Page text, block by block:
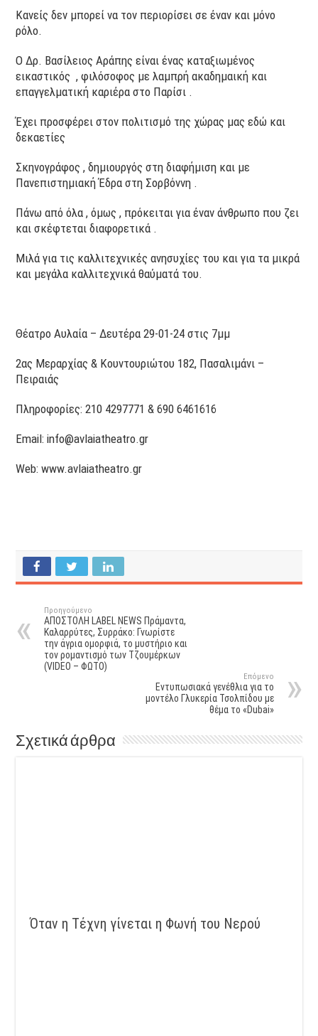
Κανείς δεν μπορεί να τον περιορίσει σε έναν και μόνο
ρόλο.
Ο Δρ. Βασίλειος Αράπης είναι ένας καταξιωμένος
εικαστικός , φιλόσοφος με λαμπρή ακαδημαική και
επαγγελματική καριέρα στο Παρίσι .
Έχει προσφέρει στον πολιτισμό της χώρας μας εδώ και
δεκαετίες
Σκηνογράφος , δημιουργός στη διαφήμιση και με
Πανεπιστημιακή Έδρα στη Σορβόννη .
Πάνω από όλα , όμως , πρόκειται για έναν άνθρωπο που ζει
και σκέφτεται διαφορετικά .
Μιλά για τις καλλιτεχνικές ανησυχίες του και για τα μικρά
και μεγάλα καλλιτεχνικά θαύματά του.
Θέατρο Αυλαία – Δευτέρα 29-01-24 στις 7μμ
2ας Μεραρχίας & Κουντουριώτου 182, Πασαλιμάνι –
Πειραιάς
Πληροφορίες: 210 4297771 & 690 6461616
Email: info@avlaiatheatro.gr
Web: www.avlaiatheatro.gr
Προηγούμενο
ΑΠΟΣΤΟΛΗ LABEL NEWS Πράμαντα,
Καλαρρύτες, Συρράκο: Γνωρίστε
την άγρια ομορφιά, το μυστήριο και
τον ρομαντισμό των Τζουμέρκων
(VIDEO – ΦΩΤΟ)
Επόμενο
Εντυπωσιακά γενέθλια για το
μοντέλο Γλυκερία Τσολπίδου με
θέμα το «Dubai»
Σχετικά άρθρα
Όταν η Τέχνη γίνεται η Φωνή του Νερού